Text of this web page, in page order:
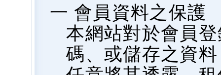
一 會員資料之保護
本網站對於會員
碼、或儲存之資